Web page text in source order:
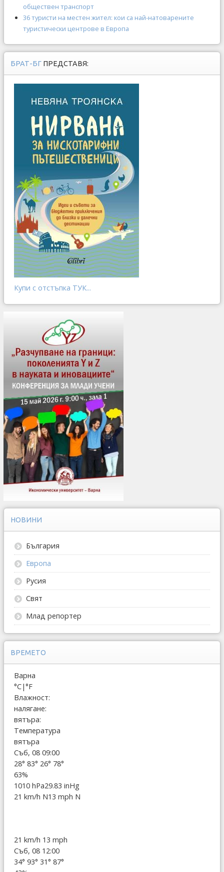
обществен транспорт
36 туристи на местен жител: кои са най-натоварените
туристически цeнтрове в Европа
БРАТ-БГ ПРЕДСТАВЯ:
Купи с отстъпка ТУК...
НОВИНИ
България
Европа
Русия
Свят
Млад репортер
ВРЕМЕТО
Варна
°C|°F
Влажност:
налягане:
вятъра:
Температура
вятъра
Съб, 08 09:00
28° 83° 26° 78°
63%
1010 hPa29.83 inHg
21 km/h N13 mph N
21 km/h 13 mph
Съб, 08 12:00
34° 93° 31° 87°